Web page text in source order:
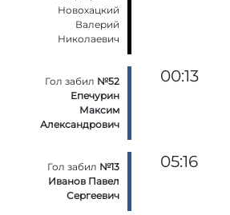
Новохацкий
Валерий
Николаевич
Гол забил №52
Епечурин
Максим
Александрович
00:13
Гол забил №13
Иванов Павел
Сергеевич
05:16